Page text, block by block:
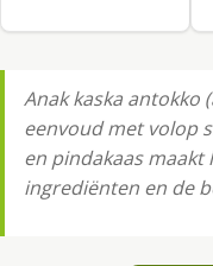
Anak kaska antokko
eenvoud met volop
en pindakaas
ingrediënten en de